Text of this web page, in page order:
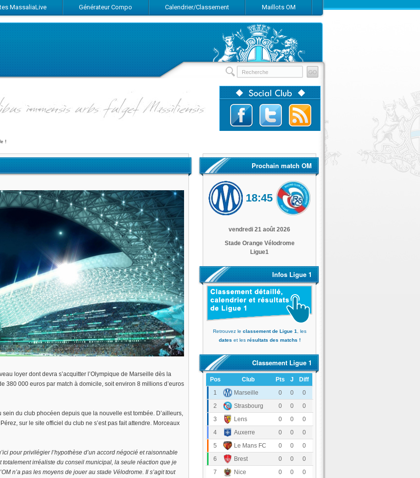
MassaliaLive Générateur Compo Calendrier/Classement Maillots OM
nous sur Facebook
Suivez-nous sur TwitterAbonnez-vous au flux RSS
!
loyer dont devra s’acquitter l’Olympique de Marseille dès la
380 000 euros par match à domicile, soit environ 8 millions d’euros
du club phocéen depuis que la nouvelle est tombée. D’ailleurs,
sur le site officiel du club ne s’est pas fait attendre. Morceaux
pour privilégier l’hypothèse d’un accord négocié et raisonnable
irréaliste du conseil municipal, la seule réaction que je
n’a pas les moyens de jouer au stade Vélodrome. Il s’agit tout
Prochain match OM
Olympique de Marseille
18:45 RC Strasbourg Alsace
vendredi 21 août 2026
Stade Orange Vélodrome
Ligue1
Infos Ligue 1
Retrouvez le classement de Ligue 1
, les
dates et les résultats des matchs !
Classement Ligue 1
Pos Club Pts J
Diff
1
Olympique de Marseille
0 0
0
2
RC Strasbourg Alsace
0 0
0
3
RC Lens 0 0
0
4
AJ Auxerre 0 0
0
5
Le Mans FC 0 0
0
6
Stade Brestois 290 0
0
7
OGC Nice 0 0
0